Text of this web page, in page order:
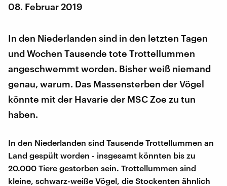
08. Februar 2019
In den Niederlanden sind in den letzten Tagen
und Wochen Tausende tote Trottellummen
angeschwemmt worden. Bisher weiß niemand
genau, warum. Das Massensterben der Vögel
könnte mit der Havarie der MSC Zoe zu tun
haben.
In den Niederlanden sind Tausende Trottellummen an
Land gespült worden - insgesamt könnten bis zu
20.000 Tiere gestorben sein. Trottellummen sind
kleine, schwarz-weiße Vögel, die Stockenten ähnlich